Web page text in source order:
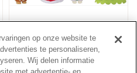
Vrolijke kerstvrienden
op onze website te
te personaliseren,
Wij delen informatie